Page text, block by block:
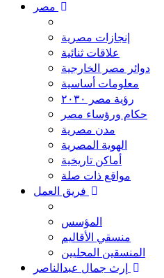
إنجازات مصرية
علاقات ثنائية
دوائر مصر الخارجية
معلومات أساسية
رؤية مصر ٢٠٣٠
حكام ورؤساء مصر
مدن مصرية
الهوية المصرية
أماكن تاريخية
مواقع ذات صلة
المؤسس
منسقي الأقاليم
المنسقين المحليين